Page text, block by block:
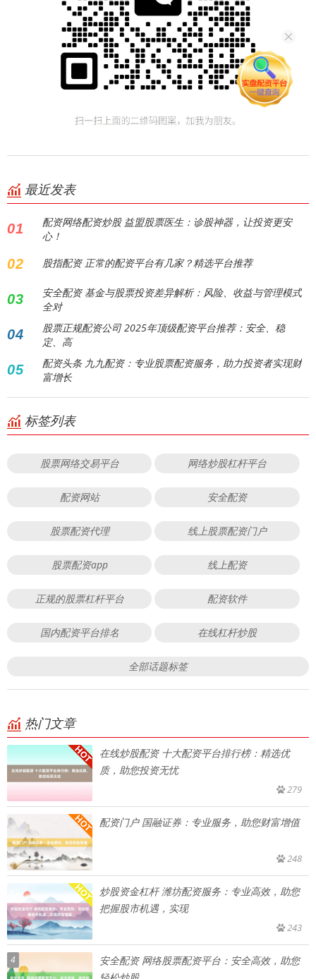
最近发表
01
配资网络配资炒股 益盟股票医生：诊股神器，让投资更安
心！
02 股指配资 正常的配资平台有几家？精选平台推荐
03
安全配资 基金与股票投资差异解析：风险、收益与管理模式
全对
04
股票正规配资公司 2025年顶级配资平台推荐：安全、稳
定、高
05
配资头条 九九配资：专业股票配资服务，助力投资者实现财
富增长
标签列表
股票网络交易平台 网络炒股杠杆平台
配资网站 安全配资
股票配资代理 线上股票配资门户
股票配资app 线上配资
正规的股票杠杆平台 配资软件
国内配资平台排名 在线杠杆炒股
全部话题标签
热门文章
在线炒股配资 十大配资平台排行榜：精选优
质，助您投资无忧
279
配资门户 国融证券：专业服务，助您财富增值
248
炒股资金杠杆 潍坊配资服务：专业高效，助您
把握股市机遇，实现
243
4
安全配资 网络股票配资平台：安全高效，助您